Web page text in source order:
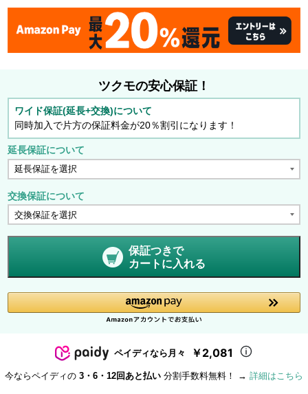
ツクモの安心保証！
ワイド保証(延長+交換)について
同時加入で片方の保証料金が20％割引になります！
延長保証について
交換保証について
保証つきで
カートに入れる
ペイディなら月々 ￥2,081
今ならペイディの 3・6・12回あと払い 分割手数料無料！ → 詳細はこちら